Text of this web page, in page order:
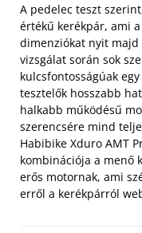
A pedelec teszt
értékű kerékpár, ami
dimenziókat nyit majd
vizsgálat során sok
kulcsfontosságúak
tesztelők hosszabb
halkabb működésű
szerencsére mind
Habibike Xduro AMT
kombinációja a menő
erős motornak, ami
erről a kerékpárról